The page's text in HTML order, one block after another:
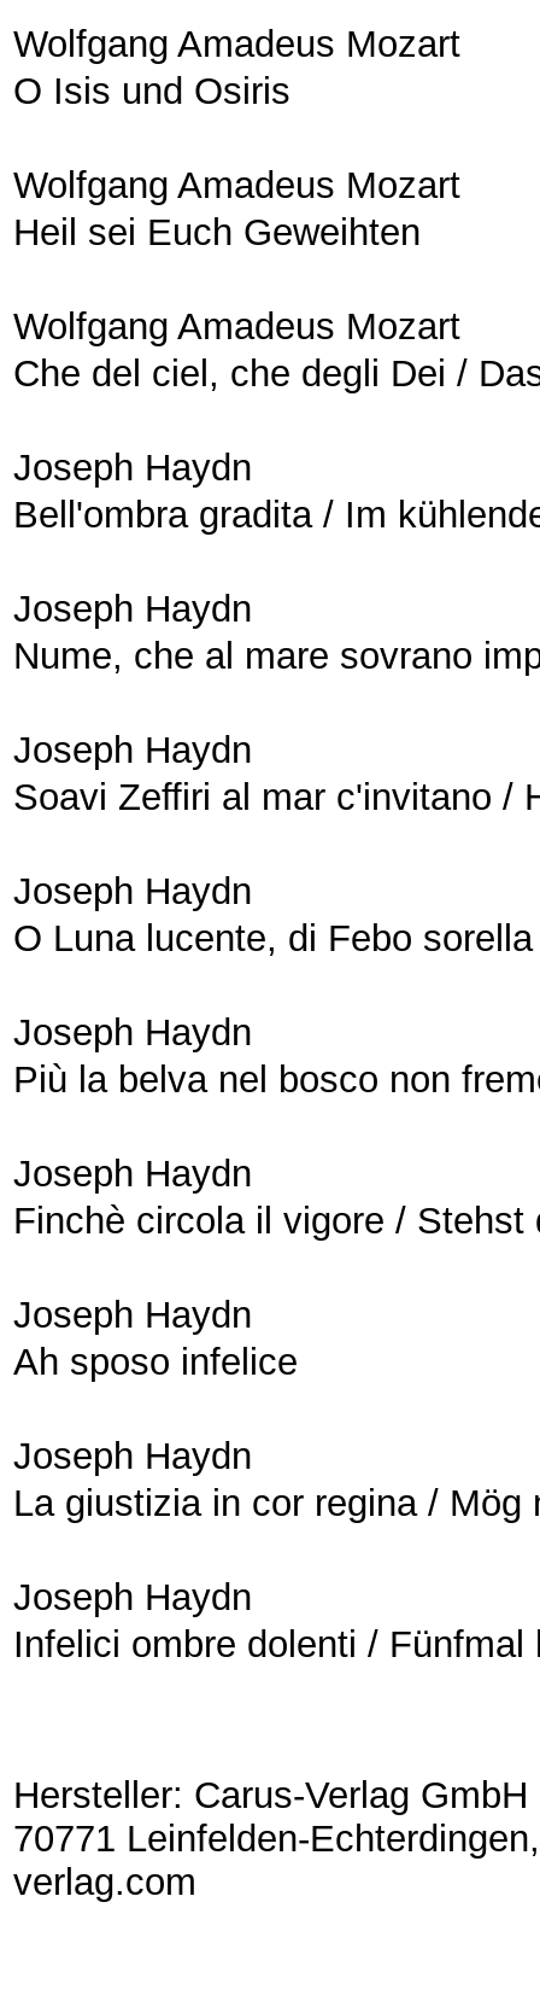
Wolfgang Amadeus Mozart
O Isis und Osiris
Wolfgang Amadeus Mozart
Heil sei Euch Geweihten
Wolfgang Amadeus Mozart
Che del ciel, che degli Dei /
Joseph Haydn
Bell'ombra gradita / Im
Joseph Haydn
Nume, che al mare sovrano
Joseph Haydn
Soavi Zeffiri al mar c'invitano /
Joseph Haydn
O Luna lucente, di Febo
Joseph Haydn
Più la belva nel bosco non
Joseph Haydn
Finchè circola il vigore /
Joseph Haydn
Ah sposo infelice
Joseph Haydn
La giustizia in cor regina /
Joseph Haydn
Infelici ombre dolenti / Fünfmal
Hersteller: Carus-Verlag
70771 Leinfelden-
verlag.com